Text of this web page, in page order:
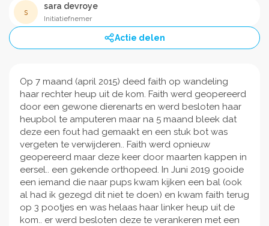
s
sara devroye
Initiatiefnemer
Actie delen
Op 7 maand (april 2015) deed faith op wandeling
haar rechter heup uit de kom. Faith werd geopereerd
door een gewone dierenarts en werd besloten haar
heupbol te amputeren maar na 5 maand bleek dat
deze een fout had gemaakt en een stuk bot was
vergeten te verwijderen.. Faith werd opnieuw
geopereerd maar deze keer door maarten kappen in
eersel.. een gekende orthopeed. In Juni 2019 gooide
een iemand die naar pups kwam kijken een bal (ook
al had ik gezegd dit niet te doen) en kwam faith terug
op 3 pootjes en was helaas haar linker heup uit de
kom.. er werd besloten deze te verankeren met een